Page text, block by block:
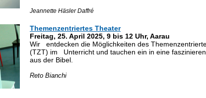
Jeannette Häsler Daffré
Themenzentriertes Theater
Freitag, 25. April 2025, 9 bis 12 Uhr, Aarau
Wir entdecken die Möglichkeiten des
(TZT) im Unterricht und tauchen ein in eine
aus der Bibel.
Reto Bianchi